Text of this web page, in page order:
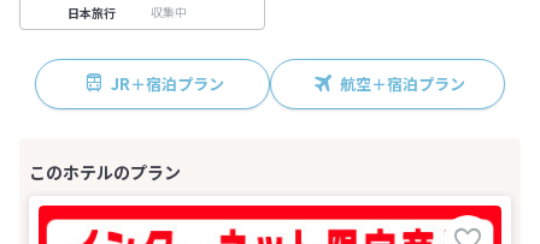
日本旅行 収集中
JR＋宿泊プラン 航空＋宿泊プラン